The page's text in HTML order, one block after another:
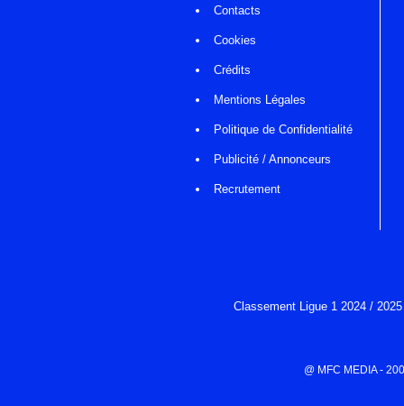
Contacts
Cookies
Crédits
Mentions Légales
Politique de Confidentialité
Publicité / Annonceurs
Recrutement
Classement Ligue 1 2024 / 2025
@ MFC MEDIA -